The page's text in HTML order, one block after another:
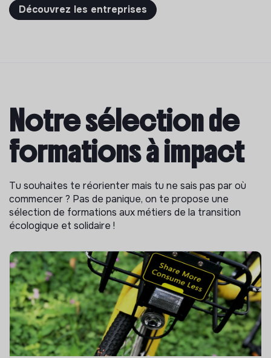
Découvrez les entreprises
Notre sélection de
formations à impact
Tu souhaites te réorienter mais tu ne sais pas par où
commencer ? Pas de panique, on te propose une
sélection de formations aux métiers de la transition
écologique et solidaire !